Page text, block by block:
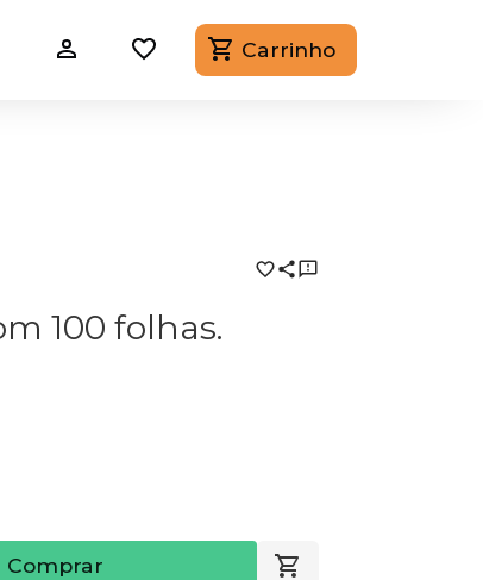
Carrinho
100 folhas.
Comprar